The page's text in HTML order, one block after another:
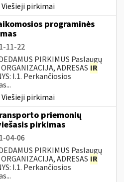
Viešieji pirkimai
programinės
11-22
PIRKIMUS Paslaugų
ADRESAS IR
I.1. Perkančiosios
Viešieji pirkimai
priemonių
pirkimas
04-06
PIRKIMUS Paslaugų
ADRESAS IR
I.1. Perkančiosios